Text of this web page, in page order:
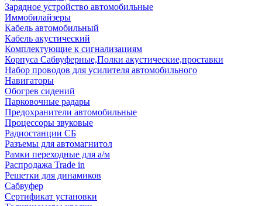
Зарядное устройство автомобильные
Иммобилайзеры
Кабель автомобильный
Кабель акустический
Комплектующие к сигнализациям
Корпуса Сабвуферные,Полки акустические,проставки
Набор проводов для усилителя автомобильного
Навигаторы
Обогрев сидений
Парковочные радары
Предохранители автомобильные
Процессоры звуковые
Радиостанции СБ
Разъемы для автомагнитол
Рамки переходные для а/м
Распродажа Trade in
Решетки для динамиков
Сабвуфер
Сертификат установки